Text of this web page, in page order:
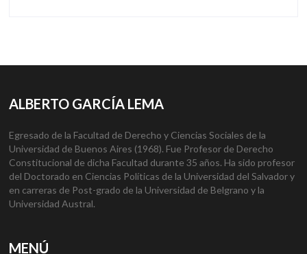
ALBERTO GARCÍA LEMA
Egresado de la Facultad de Derecho y Ciencias Sociales de la
Universidad de Buenos Aires (1968). Fue Profesor de Derecho
Constitucional de dicha Facultad durante 35 años. Ha sido profesor
del Doctorado en Ciencias Políticas de la Universidad del Salvador y
en carreras de Post-grado de la Universidad de Belgrano y la
Universidad Austral.
MENÚ